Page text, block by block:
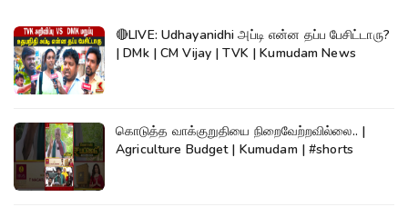
🔴LIVE: Udhayanidhi அப்டி என்ன தப்ப பேசிட்டாரு?
| DMk | CM Vijay | TVK | Kumudam News
கொடுத்த வாக்குறுதியை நிறைவேற்றவில்லை.. |
Agriculture Budget | Kumudam | #shorts